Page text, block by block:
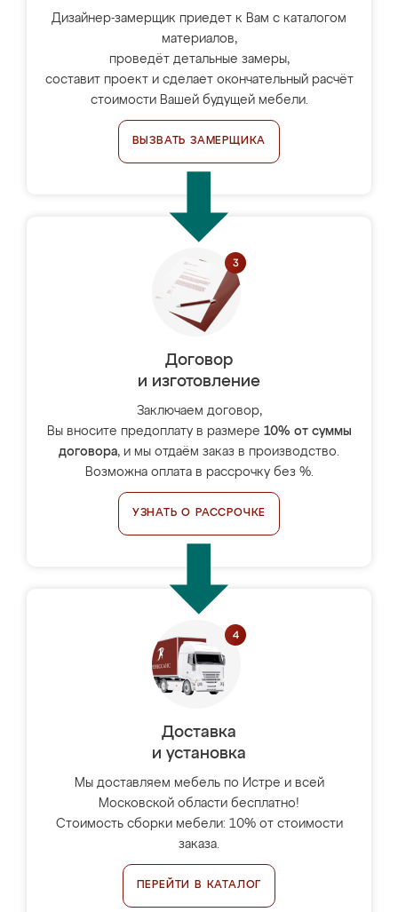
Дизайнер-замерщик приедет к Вам с каталогом
материалов,
проведёт детальные замеры,
составит проект и сделает окончательный расчёт
стоимости Вашей будущей мебели.
ВЫЗВАТЬ ЗАМЕРЩИКА
Договор
и изготовление
Заключаем договор,
Вы вносите предоплату в размере 10% от суммы
договора, и мы отдаём заказ в производство.
Возможна оплата в рассрочку без %.
УЗНАТЬ О РАССРОЧКЕ
Доставка
и установка
Мы доставляем мебель по Истре и всей
Московской области бесплатно!
Стоимость сборки мебели: 10% от стоимости
заказа.
ПЕРЕЙТИ В КАТАЛОГ